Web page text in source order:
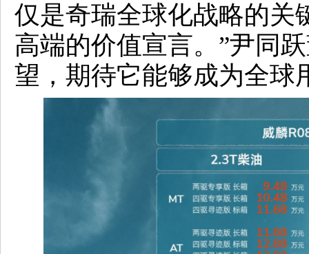
仅是奇瑞全球化战略的关
高端的价值宣言。”尹同
望，期待它能够成为全球